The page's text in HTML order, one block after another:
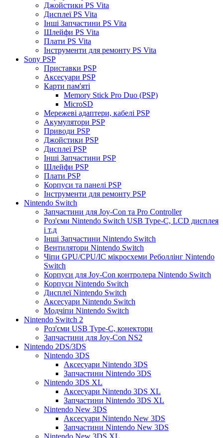
Джойстики PS Vita
Дисплеї PS Vita
Інші Запчастини PS Vita
Шлейфи PS Vita
Плати PS Vita
Інструменти для ремонту PS Vita
Sony PSP
Приставки PSP
Аксесуари PSP
Карти пам'яті
Memory Stick Pro Duo (PSP)
MicroSD
Мережеві адаптери, кабелі PSP
Акумулятори PSP
Приводи PSP
Джойстики PSP
Дисплеї PSP
Інші Запчастини PSP
Шлейфи PSP
Плати PSP
Корпуси та панелі PSP
Інструменти для ремонту PSP
Nintendo Switch
Запчастини для Joy-Con та Pro Controller
Роз'єми Nintendo Switch USB Type-C, LCD дисплея
і т.д
Інші Запчастини Nintendo Switch
Вентилятори Nintendo Switch
Чіпи GPU/CPU/IC мікросхеми Реболлінг Nintendo
Switch
Корпуси для Joy-Con контролера Nintendo Switch
Корпуси Nintendo Switch
Дисплеї Nintendo Switch
Аксесуари Nintendo Switch
Модчіпи Nintendo Switch
Nintendo Switch 2
Роз'єми USB Type-C, конектори
Запчастини для Joy-Con NS2
Nintendo 2DS/3DS
Nintendo 3DS
Аксесуари Nintendo 3DS
Запчастини Nintendo 3DS
Nintendo 3DS XL
Аксесуари Nintendo 3DS XL
Запчастини Nintendo 3DS XL
Nintendo New 3DS
Аксесуари Nintendo New 3DS
Запчастини Nintendo New 3DS
Nintendo New 3DS XL